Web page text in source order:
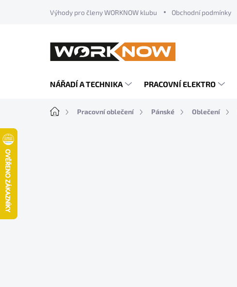
Výhody pro členy WORKNOW klubu Obchodní podmínky
NÁŘADÍ A TECHNIKA PRACOVNÍ ELEKTRO
Domů Pracovní oblečení Pánské Oblečení